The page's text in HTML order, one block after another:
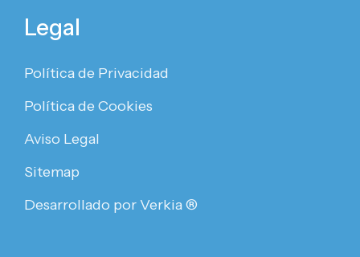
Legal
Política de Privacidad
Política de Cookies
Aviso Legal
Sitemap
Desarrollado por Verkia ®